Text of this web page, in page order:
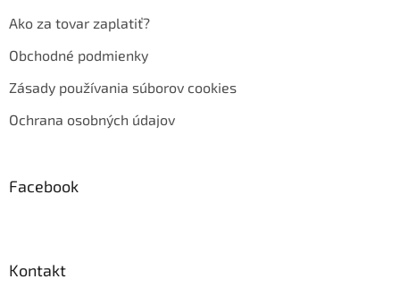
Ako za tovar zaplatiť?
Obchodné podmienky
Zásady používania súborov cookies
Ochrana osobných údajov
Facebook
Kontakt